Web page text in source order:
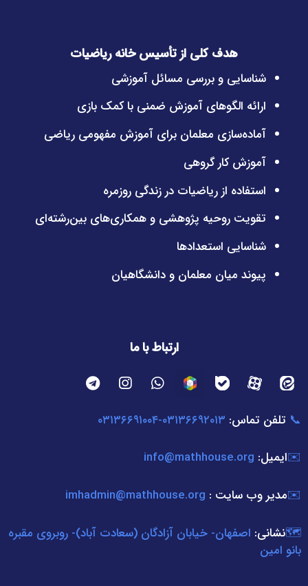
هدف کلی از تأسیس خانه ریاضیات
شناسایی و بررسی مسائل آموزشی
ارائه الگوهای آموزش ضمنی با کمک بازی
آماده‌سازی معلمان برای آموزش مفهومی ریاضی
آموزش کار گروهی
استفاده از ریاضیات در زندگی روزمره
تقویت روحیه پژوهشی و همکاری‌های بین‌رشته‌ای
شناسایی استعدادها
پیوند میان معلمان و دانشگاهیان
ارتباط با ما
📞 تلفن تماس: ۰۳۱۳۶۶۹۲۰۱۳-۰۳۱۳۶۶۹۱۰۰۴
✉️ایمیل: info@mathhouse.org
✉️مدير وب سايت : imhadmin@mathhouse.org
🗺️نشانی: اصفهان- خیابان آزادگان (سعادت آباد)- روبروی مقبره
بانو امین